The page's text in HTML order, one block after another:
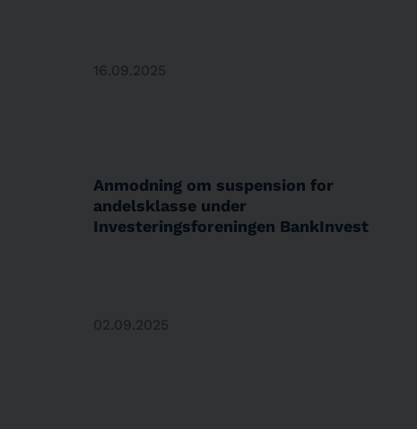
16.09.2025
Anmodning om suspension for
andelsklasse under
Investeringsforeningen BankInvest
02.09.2025